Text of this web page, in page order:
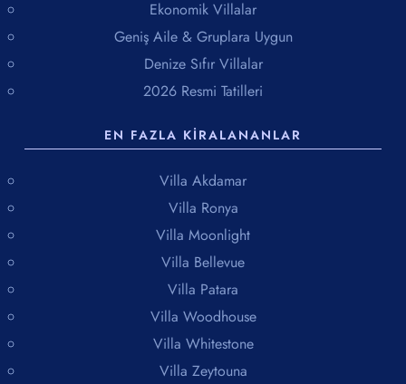
Ekonomik Villalar
Geniş Aile & Gruplara Uygun
Denize Sıfır Villalar
2026 Resmi Tatilleri
EN FAZLA KIRALANANLAR
Villa Akdamar
Villa Ronya
Villa Moonlight
Villa Bellevue
Villa Patara
Villa Woodhouse
Villa Whitestone
Villa Zeytouna